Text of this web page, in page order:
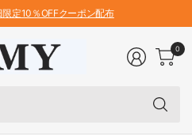
定10％OFFクーポン配布
0